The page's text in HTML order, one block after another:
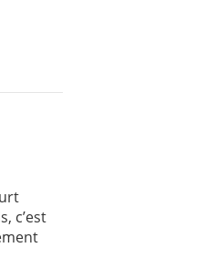
c’est